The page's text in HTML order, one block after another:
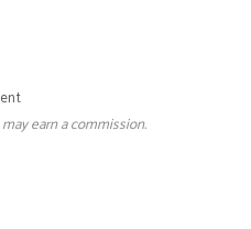
earn a commission.